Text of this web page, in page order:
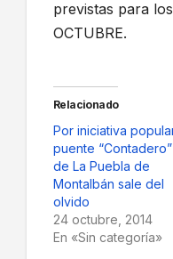
previstas para
OCTUBRE.
Relacionado
Por iniciativa
puente “Contadero”
de La Puebla de
Montalbán sale del
olvido
24 octubre, 2014
En «Sin categoría»